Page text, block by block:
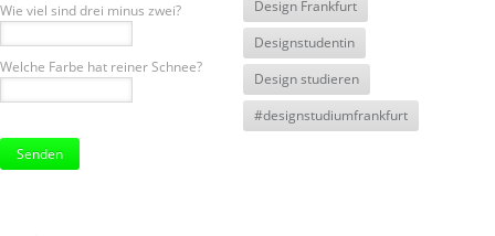
Wie viel sind drei minus zwei?
Welche Farbe hat reiner Schnee?
lasse
dieses
Design Frankfurt
Designstudentin
Design studieren
#designstudiumfrankfurt